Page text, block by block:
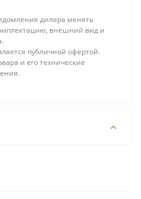
дилера менять
внешний вид и
публичной офертой.
и его технические